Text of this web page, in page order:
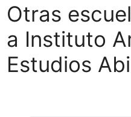
Otras
a Instituto
Estudios